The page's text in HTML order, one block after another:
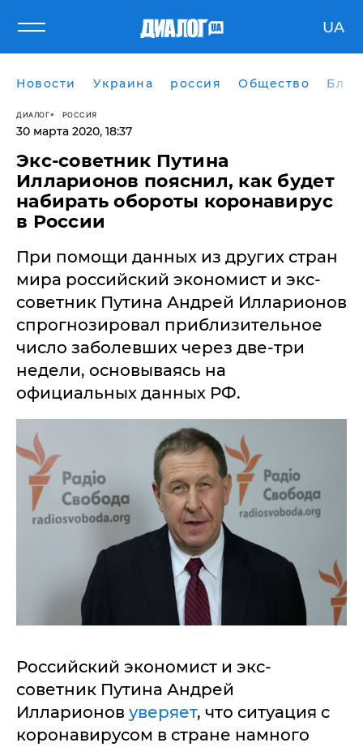
UA
Новости Украина россия Общество
ДИАЛОГ РОССИЯ
30 марта 2020, 18:37
Экс-советник Путина
Илларионов пояснил, как будет
набирать обороты коронавирус
в России
При помощи данных из других стран
мира российский экономист и экс-
советник Путина Андрей Илларионов
спрогнозировал приблизительное
число заболевших через две-три
недели, основываясь на
официальных данных РФ.
Российский экономист и экс-
советник Путина Андрей
Илларионов уверяет, что ситуация с
коронавирусом в стране намного